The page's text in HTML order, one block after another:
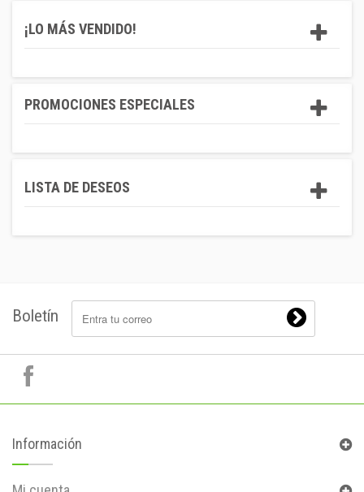
¡LO MÁS VENDIDO!
PROMOCIONES ESPECIALES
LISTA DE DESEOS
Boletín
Información